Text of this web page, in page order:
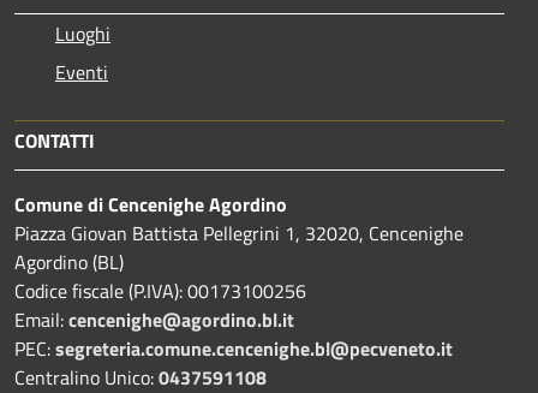
Luoghi
Eventi
CONTATTI
Comune di Cencenighe Agordino
Piazza Giovan Battista Pellegrini 1, 32020, Cencenighe
Agordino (BL)
Codice fiscale (P.IVA): 00173100256
Email:cencenighe@agordino.bl.it
PEC:segreteria.comune.cencenighe.bl@pecveneto.it
Centralino Unico:0437591108